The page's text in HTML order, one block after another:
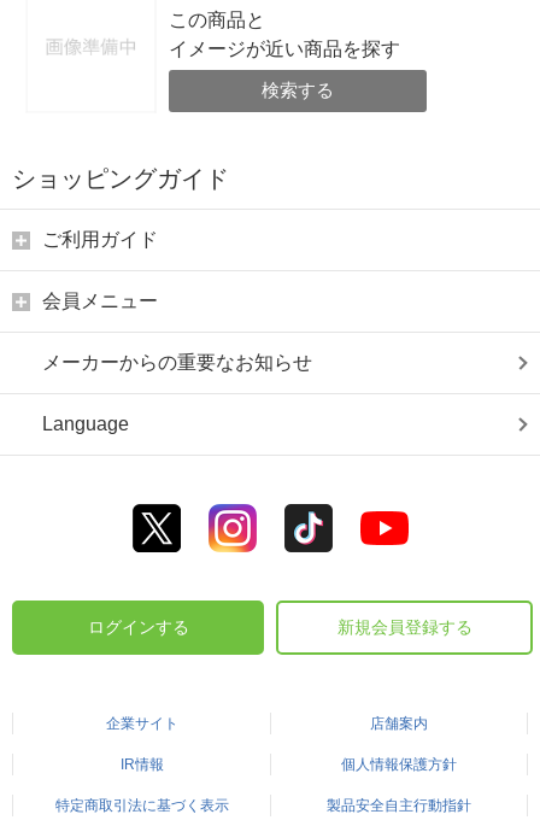
この商品と
イメージが近い商品を探す
検索する
ショッピングガイド
ご利用ガイド
会員メニュー
メーカーからの重要なお知らせ
Language
ログインする 新規会員登録する
企業サイト 店舗案内
IR情報 個人情報保護方針
特定商取引法に基づく表示 製品安全自主行動指針